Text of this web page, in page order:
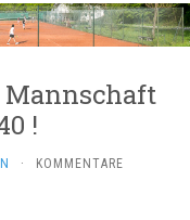
Mannschaft
!
·
KOMMENTARE